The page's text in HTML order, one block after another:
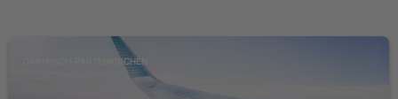
GARMISCH-PARTENKIRCHEN